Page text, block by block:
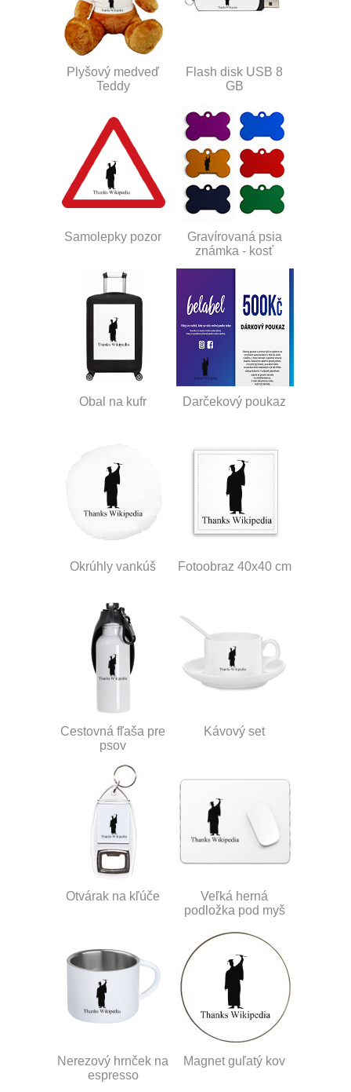
Plyšový medveď
Teddy
Flash disk USB 8
GB
Samolepky pozor
Gravírovaná psia
známka - kosť
Obal na kufr Darčekový poukaz
Okrúhly vankúš Fotoobraz 40x40 cm
Cestovná fľaša pre
psov
Kávový set
Otvárak na kľúče
Veľká herná
podložka pod myš
Nerezový hrnček na
espresso
Magnet guľatý kov